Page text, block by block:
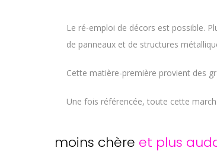
Le ré-emploi de décors est possible.
de panneaux et de structures
Cette matière-première provient des
Une fois référencée, toute cette
moins chère et plus